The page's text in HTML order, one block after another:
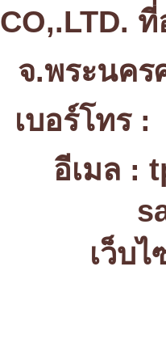
CO,.LTD.
จ.พระนค
เบอร์โทร :
อีเมล :
เว็บ